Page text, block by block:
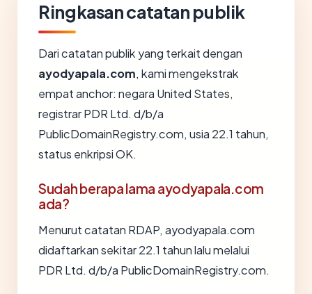
Ringkasan catatan publik
Dari catatan publik yang terkait dengan
ayodyapala.com, kami mengekstrak
empat anchor: negara United States,
registrar PDR Ltd. d/b/a
PublicDomainRegistry.com, usia 22.1 tahun,
status enkripsi OK.
Sudah berapa lama ayodyapala.com
ada?
Menurut catatan RDAP, ayodyapala.com
didaftarkan sekitar 22.1 tahun lalu melalui
PDR Ltd. d/b/a PublicDomainRegistry.com.